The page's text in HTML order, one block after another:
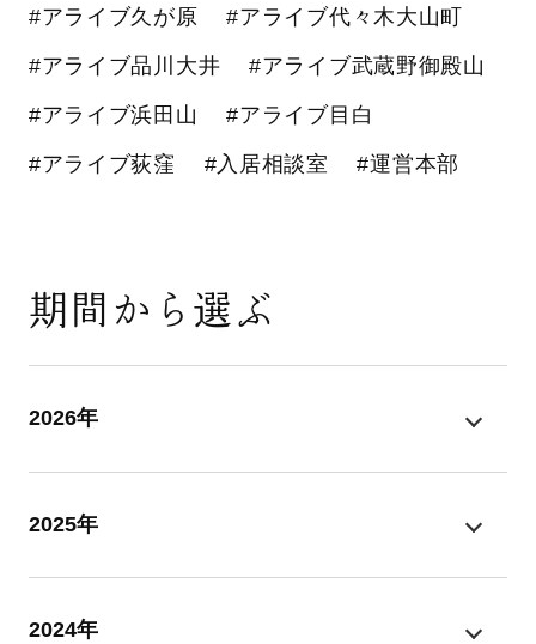
#アライブ久が原 #アライブ代々木大山町
#アライブ品川大井 #アライブ武蔵野御殿山
#アライブ浜田山 #アライブ目白
#アライブ荻窪 #入居相談室 #運営本部
期間から選ぶ
2026年
2025年
2024年